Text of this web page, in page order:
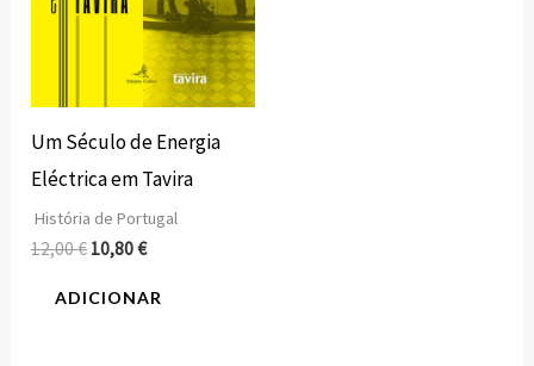
Um Século de Energia
Eléctrica em Tavira
História de Portugal
12,00€ 10,80€
ADICIONAR